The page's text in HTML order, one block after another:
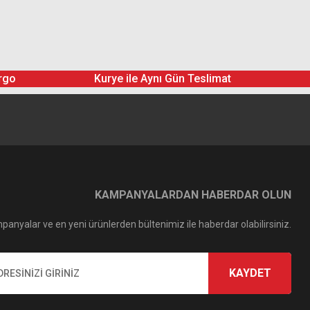
Kurye ile Aynı Gün Teslimat
KAMPANYALARDAN HABERDAR OLUN
ve en yeni ürünlerden bültenimiz ile haberdar olabilirsiniz.
KAYDET